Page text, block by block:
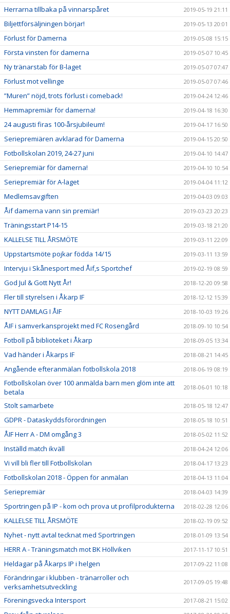
Herrarna tillbaka på vinnarspåret 2019-05-19 21:11
Biljettförsäljningen börjar! 2019-05-13 20:01
Förlust för Damerna 2019-05-08 15:15
Första vinsten för damerna 2019-05-07 10:45
Ny tränarstab för B-laget 2019-05-07 07:47
Förlust mot vellinge 2019-05-07 07:46
”Muren” nöjd, trots förlust i comeback! 2019-04-24 12:46
Hemmapremiär för damerna! 2019-04-18 16:30
24 augusti firas 100-årsjubileum! 2019-04-17 16:50
Seriepremiären avklarad för Damerna 2019-04-15 20:50
Fotbollskolan 2019, 24-27 juni 2019-04-10 14:47
Seriepremiär för damerna! 2019-04-10 10:54
Seriepremiär för A-laget 2019-04-04 11:12
Medlemsavgiften 2019-04-03 09:03
Åif damerna vann sin premiär! 2019-03-23 20:23
Träningsstart P14-15 2019-03-18 21:20
KALLELSE TILL ÅRSMÖTE 2019-03-11 22:09
Uppstartsmöte pojkar födda 14/15 2019-03-11 13:59
Intervju i Skånesport med Åif,s Sportchef 2019-02-19 08:59
God Jul & Gott Nytt År! 2018-12-20 09:58
Fler till styrelsen i Åkarp IF 2018-12-12 15:39
NYTT DAMLAG I ÅIF 2018-10-03 19:26
ÅIF i samverkansprojekt med FC Rosengård 2018-09-10 10:54
Fotboll på biblioteket i Åkarp 2018-09-05 13:34
Vad händer i Åkarps IF 2018-08-21 14:45
Angående efteranmälan fotbollskola 2018 2018-06-19 08:19
Fotbollskolan över 100 anmälda barn men glöm inte att
betala
2018-06-01 10:18
Stolt samarbete 2018-05-18 12:47
GDPR - Dataskyddsförordningen 2018-05-18 10:51
ÅIF Herr A - DM omgång 3 2018-05-02 11:52
Inställd match ikväll 2018-04-24 12:06
Vi vill bli fler till Fotbollskolan 2018-04-17 13:23
Fotbollskolan 2018 - Öppen för anmälan 2018-04-13 11:04
Seriepremiär 2018-04-03 14:39
Sportringen på IP - kom och prova ut profilprodukterna 2018-02-28 12:06
KALLELSE TILL ÅRSMÖTE 2018-02-19 09:52
Nyhet - nytt avtal tecknat med Sportringen 2018-01-09 13:54
HERR A - Träningsmatch mot BK Höllviken 2017-11-17 10:51
Heldagar på Åkarps IP i helgen 2017-09-22 11:08
Förändringar i klubben - tränarroller och
verksamhetsutveckling
2017-09-05 19:48
Föreningsvecka Intersport 2017-08-21 15:02